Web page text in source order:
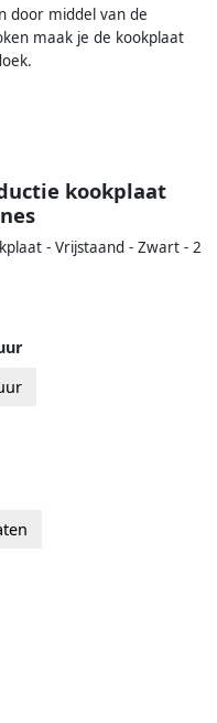
door middel van de
maak je de kookplaat
kookplaat
- Vrijstaand - Zwart - 2